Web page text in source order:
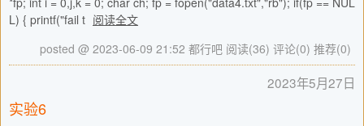
L) { printf("fail t 阅读全文
posted @ 2023-06-09 21:52 都行吧 阅读(36) 评论(0) 推荐(0)
2023年5月27日
实验6